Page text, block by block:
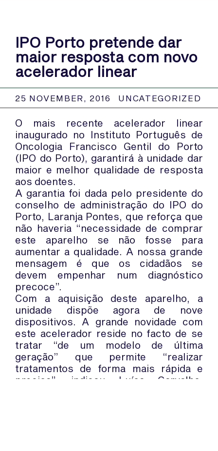
IPO Porto pretende dar
maior resposta com novo
acelerador linear
25 NOVEMBER, 2016 UNCATEGORIZED
O mais recente acelerador linear
inaugurado no Instituto Português de
Oncologia Francisco Gentil do Porto
(IPO do Porto), garantirá à unidade dar
maior e melhor qualidade de resposta
aos doentes.
A garantia foi dada pelo presidente do
conselho de administração do IPO do
Porto, Laranja Pontes, que reforça que
não haveria “necessidade de comprar
este aparelho se não fosse para
aumentar a qualidade. A nossa grande
mensagem é que os cidadãos se
devem empenhar num diagnóstico
precoce”.
Com a aquisição deste aparelho, a
unidade dispõe agora de nove
dispositivos. A grande novidade com
este acelerador reside no facto de se
tratar “de um modelo de última
geração” que permite “realizar
tratamentos de forma mais rápida e
precisa”, indicou Luísa Carvalho,